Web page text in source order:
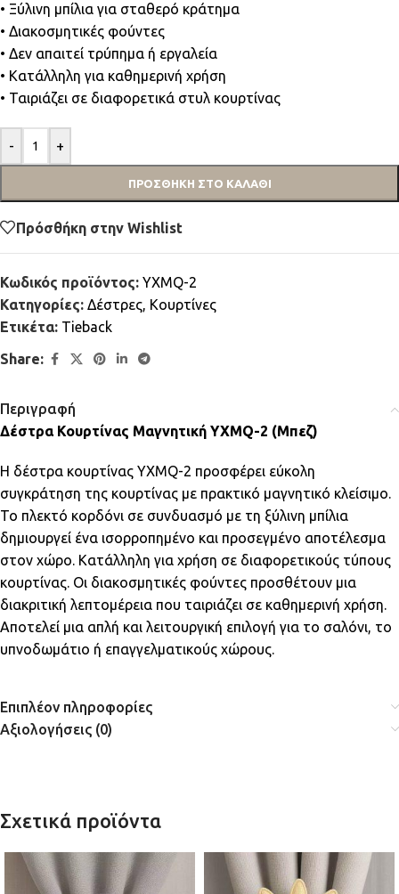
• Ξύλινη μπίλια για σταθερό κράτημα
• Διακοσμητικές φούντες
• Δεν απαιτεί τρύπημα ή εργαλεία
• Κατάλληλη για καθημερινή χρήση
• Ταιριάζει σε διαφορετικά στυλ κουρτίνας
- +
ΠΡΟΣΘΉΚΗ ΣΤΟ ΚΑΛΆΘΙ
Πρόσθήκη στην Wishlist
Κωδικός προϊόντος: YXMQ-2
Κατηγορίες: Δέστρες, Κουρτίνες
Ετικέτα: Τieback
Share:
Περιγραφή
Δέστρα Κουρτίνας Μαγνητική YXMQ-2 (Μπεζ)
Η δέστρα κουρτίνας YXMQ-2 προσφέρει εύκολη
συγκράτηση της κουρτίνας με πρακτικό μαγνητικό κλείσιμο.
Το πλεκτό κορδόνι σε συνδυασμό με τη ξύλινη μπίλια
δημιουργεί ένα ισορροπημένο και προσεγμένο αποτέλεσμα
στον χώρο. Κατάλληλη για χρήση σε διαφορετικούς τύπους
κουρτίνας. Οι διακοσμητικές φούντες προσθέτουν μια
διακριτική λεπτομέρεια που ταιριάζει σε καθημερινή χρήση.
Αποτελεί μια απλή και λειτουργική επιλογή για το σαλόνι, το
υπνοδωμάτιο ή επαγγελματικούς χώρους.
Επιπλέον πληροφορίες
Αξιολογήσεις (0)
Σχετικά προϊόντα